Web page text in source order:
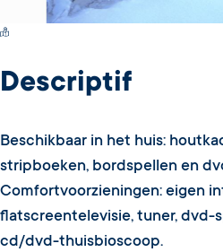
Switch Carte/Photos
Descriptif
Beschikbaar in het huis:
stripboeken, bordspellen en
Comfortvoorzieningen: eigen
flatscreentelevisie, tuner, dvd-
cd/dvd-thuisbioscoop.